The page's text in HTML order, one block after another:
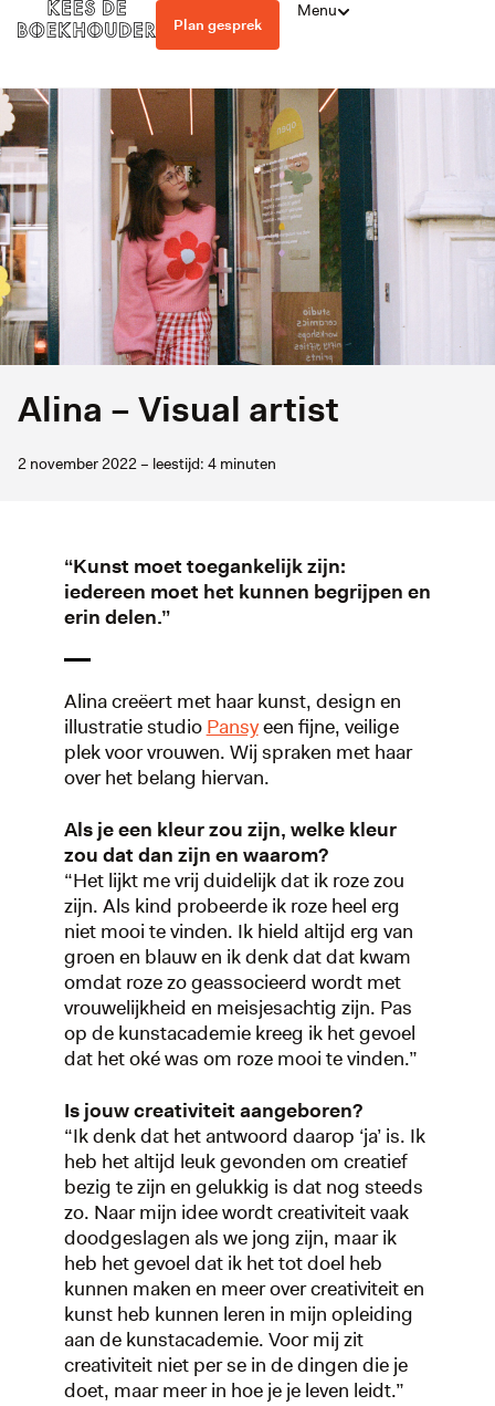
Plan gesprek
Menu
Alina – Visual artist
2 november 2022 – leestijd: 4 minuten
“Kunst moet toegankelijk zijn:
iedereen moet het kunnen begrijpen en
erin delen.”
Alina creëert met haar kunst, design en
illustratie studio Pansyeen fijne, veilige
plek voor vrouwen. Wij spraken met haar
over het belang hiervan.
Als je een kleur zou zijn, welke kleur
zou dat dan zijn en waarom?
“Het lijkt me vrij duidelijk dat ik roze zou
zijn. Als kind probeerde ik roze heel erg
niet mooi te vinden. Ik hield altijd erg van
groen en blauw en ik denk dat dat kwam
omdat roze zo geassocieerd wordt met
vrouwelijkheid en meisjesachtig zijn. Pas
op de kunstacademie kreeg ik het gevoel
dat het oké was om roze mooi te vinden.”
Is jouw creativiteit aangeboren?
“Ik denk dat het antwoord daarop ‘ja’ is. Ik
heb het altijd leuk gevonden om creatief
bezig te zijn en gelukkig is dat nog steeds
zo. Naar mijn idee wordt creativiteit vaak
doodgeslagen als we jong zijn, maar ik
heb het gevoel dat ik het tot doel heb
kunnen maken en meer over creativiteit en
kunst heb kunnen leren in mijn opleiding
aan de kunstacademie. Voor mij zit
creativiteit niet per se in de dingen die je
doet, maar meer in hoe je je leven leidt.”